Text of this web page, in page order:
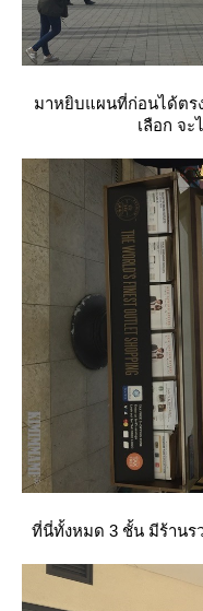
มาหยิบแผนที่ก่อนได้ตร
เลือก จะ
ที่นี่ทั้งหมด 3 ชั้น มีร้านร